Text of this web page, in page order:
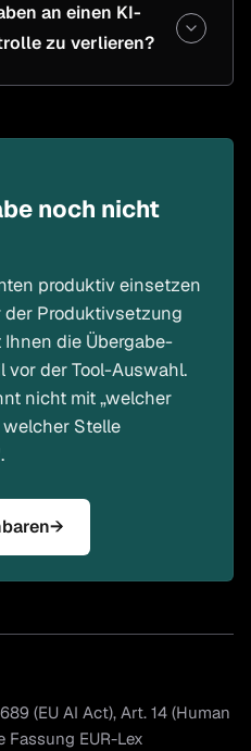
an einen KI-
zu verlieren?
noch nicht
produktiv einsetzen
Produktivsetzung
die Übergabe-
vor der Tool-Auswahl.
nicht mit „welcher
welcher Stelle
→
(EU AI Act), Art. 14 (Human
EUR-Lex